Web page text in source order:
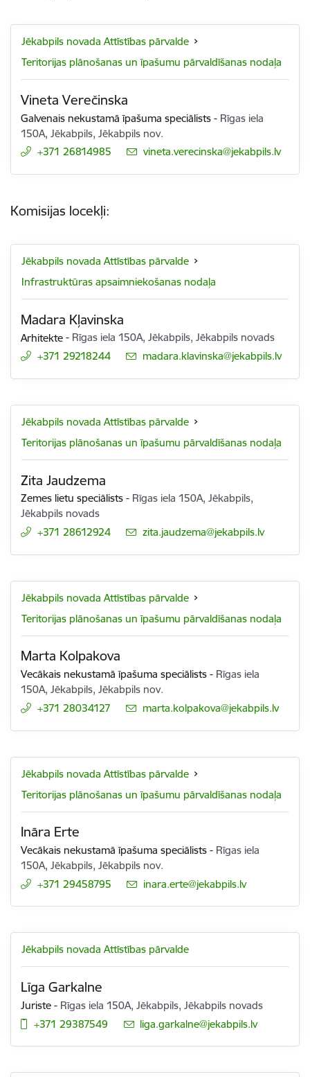
Jēkabpils novada Attīstības pārvalde
Teritorijas plānošanas un īpašumu pārvaldīšanas nodaļa
Vineta Verečinska
Galvenais nekustamā īpašuma speciālists - Rīgas iela
150A, Jēkabpils, Jēkabpils nov.
+371 26814985
E-pasts:
vineta.verecinska@jekabpils.lv
Komisijas locekļi:
Jēkabpils novada Attīstības pārvalde
Infrastruktūras apsaimniekošanas nodaļa
Madara Kļavinska
Arhitekte - Rīgas iela 150A, Jēkabpils, Jēkabpils novads
+371 29218244
E-pasts:
madara.klavinska@jekabpils.lv
Jēkabpils novada Attīstības pārvalde
Teritorijas plānošanas un īpašumu pārvaldīšanas nodaļa
Zita Jaudzema
Zemes lietu speciālists - Rīgas iela 150A, Jēkabpils,
Jēkabpils novads
+371 28612924
E-pasts:
zita.jaudzema@jekabpils.lv
Jēkabpils novada Attīstības pārvalde
Teritorijas plānošanas un īpašumu pārvaldīšanas nodaļa
Marta Kolpakova
Vecākais nekustamā īpašuma speciālists - Rīgas iela
150A, Jēkabpils, Jēkabpils nov.
+371 28034127
E-pasts:
marta.kolpakova@jekabpils.lv
Jēkabpils novada Attīstības pārvalde
Teritorijas plānošanas un īpašumu pārvaldīšanas nodaļa
Ināra Erte
Vecākais nekustamā īpašuma speciālists - Rīgas iela
150A, Jēkabpils, Jēkabpils nov.
+371 29458795
E-pasts:
inara.erte@jekabpils.lv
Jēkabpils novada Attīstības pārvalde
Līga Garkalne
Juriste - Rīgas iela 150A, Jēkabpils, Jēkabpils novads
+371 29387549
E-pasts:
liga.garkalne@jekabpils.lv